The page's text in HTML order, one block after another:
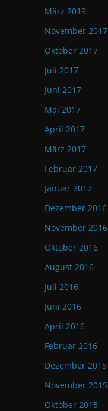
März 2019
November 2017
Oktober 2017
Juli 2017
Juni 2017
Mai 2017
April 2017
März 2017
Februar 2017
Januar 2017
Dezember 2016
November 2016
Oktober 2016
August 2016
Juli 2016
Juni 2016
April 2016
Februar 2016
Dezember 2015
November 2015
Oktober 2015